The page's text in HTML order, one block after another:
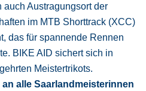
Austragungsort der
im MTB Shorttrack (XCC)
das für spannende Rennen
BIKE AID sichert sich in
Meistertrikots.
alle Saarlandmeisterinnen